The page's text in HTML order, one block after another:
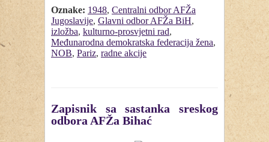
Oznake: 1948, Centralni odbor AFŽa
Jugoslavije, Glavni odbor AFŽa BiH,
izložba, kulturno-prosvjetni rad,
Međunarodna demokratska federacija žena,
NOB, Pariz, radne akcije
Zapisnik sa sastanka sreskog
odbora AFŽa Bihać